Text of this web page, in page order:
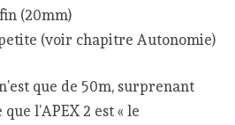
(20mm)
(voir chapitre Autonomie)
que de 50m, surprenant
l’APEX 2 est « le